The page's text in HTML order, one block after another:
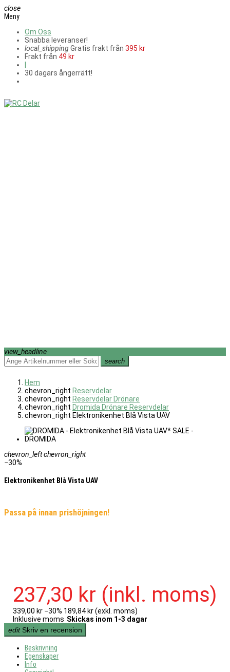
close
Meny
Om Oss
Snabba leveranser!
local_shippingGratis frakt från 395 kr
Frakt från 49 kr
30 dagars ångerrätt!
view_headline
search
Hem
chevron_right Reservdelar
chevron_right Reservdelar Drönare
chevron_right Dromida Drönare Reservdelar
chevron_right Elektronikenhet Blå Vista UAV
chevron_leftchevron_right
−30%
Elektronikenhet Blå Vista UAV
Passa på innan prishöjningen!
237,30 kr (inkl. moms)
339,00 kr −30% 189,84 kr(exkl. moms)
Inklusive moms Skickas inom 1-3 dagar
edit Skriv en recension
Beskrivning
Egenskaper
Info